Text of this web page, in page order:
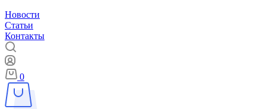
Новости
Статьи
Контакты
0